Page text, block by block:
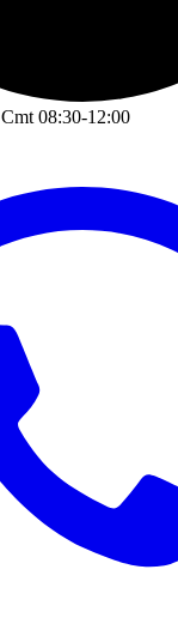
Cmt 08:30-12:00